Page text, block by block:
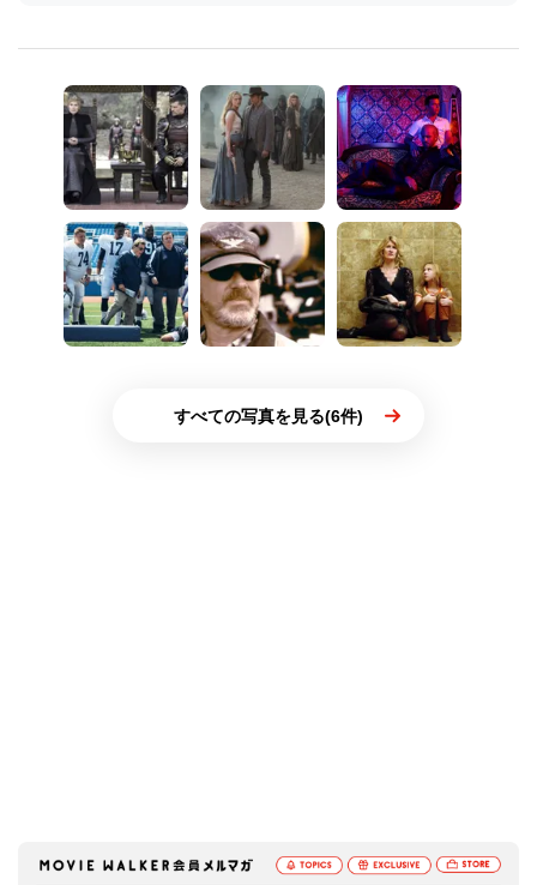
すべての写真を見る(6件)